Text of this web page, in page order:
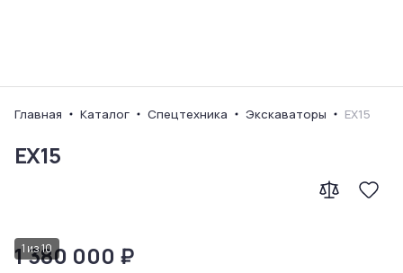
Главная Каталог Спецтехника Экскаваторы EX15
EX15
1 из10
1 380 000 ₽